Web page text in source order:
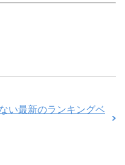
い最新のランキングベ